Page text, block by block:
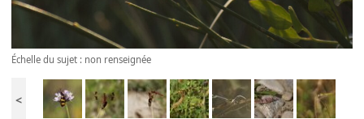
Échelle du sujet : non renseignée
<